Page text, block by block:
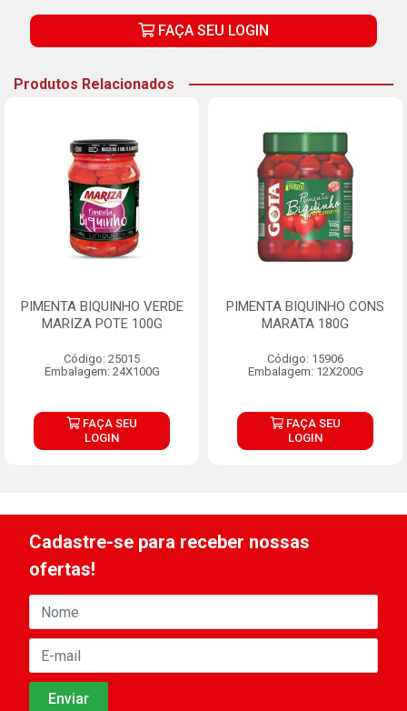
FAÇA SEU LOGIN
Produtos Relacionados
PIMENTA BIQUINHO VERDE
MARIZA POTE 100G
Código: 25015
Embalagem: 24X100G
FAÇA SEU
LOGIN
PIMENTA BIQUINHO CONS
MARATA 180G
Código: 15906
Embalagem: 12X200G
FAÇA SEU
LOGIN
Cadastre-se para receber nossas
ofertas!